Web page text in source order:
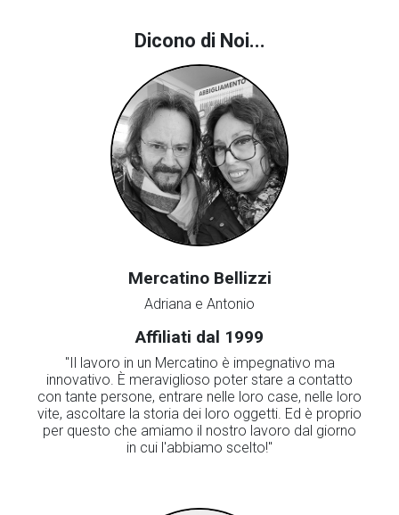
Dicono di Noi...
Mercatino Bellizzi
Adriana e Antonio
Affiliati dal 1999
"Il lavoro in un Mercatino è impegnativo ma
innovativo. È meraviglioso poter stare a contatto
con tante persone, entrare nelle loro case, nelle loro
vite, ascoltare la storia dei loro oggetti. Ed è proprio
per questo che amiamo il nostro lavoro dal giorno
in cui l'abbiamo scelto!"